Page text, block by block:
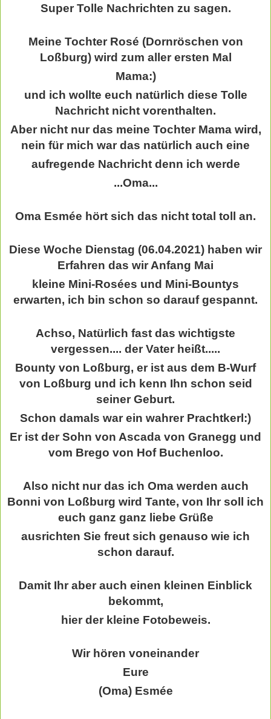
Super Tolle Nachrichten zu sagen.
Meine Tochter Rosé (Dornröschen von
Loßburg) wird zum aller ersten Mal
Mama:)
und ich wollte euch natürlich diese Tolle
Nachricht nicht vorenthalten.
Aber nicht nur das meine Tochter Mama wird,
nein für mich war das natürlich auch eine
aufregende Nachricht denn ich werde
...Oma...
Oma Esmée hört sich das nicht total toll an.
Diese Woche Dienstag (06.04.2021) haben wir
Erfahren das wir Anfang Mai
kleine Mini-Rosées und Mini-Bountys
erwarten, ich bin schon so darauf gespannt.
Achso, Natürlich fast das wichtigste
vergessen.... der Vater heißt.....
Bounty von Loßburg, er ist aus dem B-Wurf
von Loßburg und ich kenn Ihn schon seid
seiner Geburt.
Schon damals war ein wahrer Prachtkerl:)
Er ist der Sohn von Ascada von Granegg und
vom Brego von Hof Buchenloo.
Also nicht nur das ich Oma werden auch
Bonni von Loßburg wird Tante, von Ihr soll ich
euch ganz ganz liebe Grüße
ausrichten Sie freut sich genauso wie ich
schon darauf.
Damit Ihr aber auch einen kleinen Einblick
bekommt,
hier der kleine Fotobeweis.
Wir hören voneinander
Eure
(Oma) Esmée